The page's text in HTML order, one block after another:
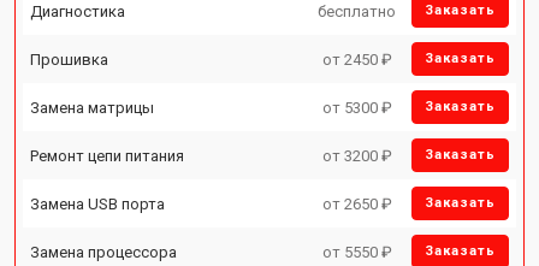
Диагностика бесплатно Заказать
Прошивка от 2450 ₽ Заказать
Замена матрицы от 5300 ₽ Заказать
Ремонт цепи питания от 3200 ₽ Заказать
Замена USB порта от 2650 ₽ Заказать
Замена процессора от 5550 ₽ Заказать